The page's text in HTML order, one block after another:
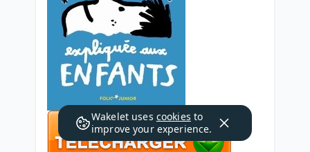
Wakelet uses cookies to
improve your experience.